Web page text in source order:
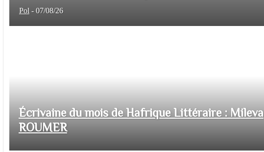
Pol - 07/08/26
Écrivaine du mois de Hafrique Littéraire : Mileva
ROUMER